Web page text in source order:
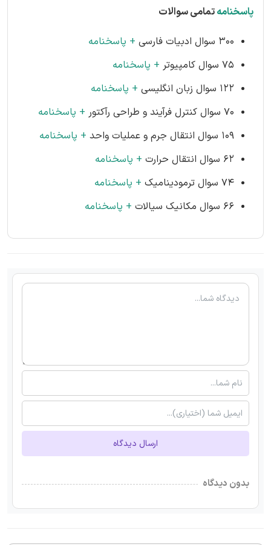
پاسخنامهتمامی سوالات
۳۰۰ سوال ادبیات فارسی
+ پاسخنامه
۷۵ سوال کامپیوتر
+ پاسخنامه
۱۲۲ سوال زبان انگلیسی
+ پاسخنامه
۷۰ سوال کنترل فرآیند و طراحی رآکتور
+ پاسخنامه
۱۰۹ سوال انتقال جرم و عملیات واحد
+ پاسخنامه
۶۲ سوال انتقال حرارت
+ پاسخنامه
۷۴ سوال ترمودینامیک
+ پاسخنامه
۶۶ سوال مکانیک سیالات
+ پاسخنامه
ارسال دیدگاه
بدون دیدگاه